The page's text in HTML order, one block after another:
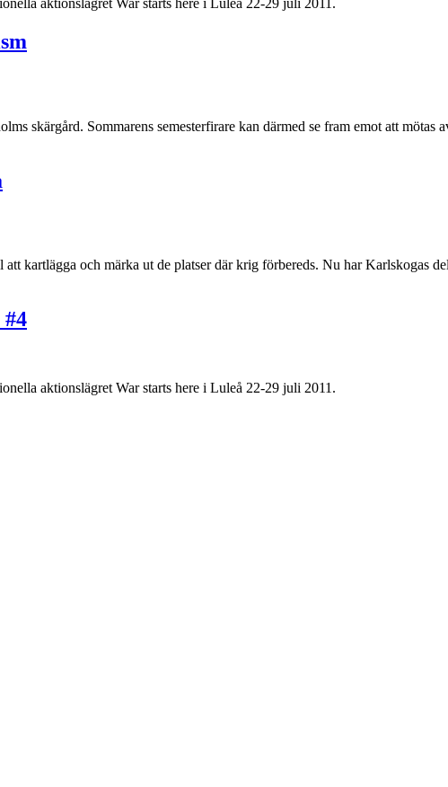
skärgård. Sommarens semesterfirare kan därmed se fram emot att mötas
kartlägga och märka ut de platser där krig förbereds. Nu har Karlskogas
aktionslägret War starts here i Luleå 22-29 juli 2011.